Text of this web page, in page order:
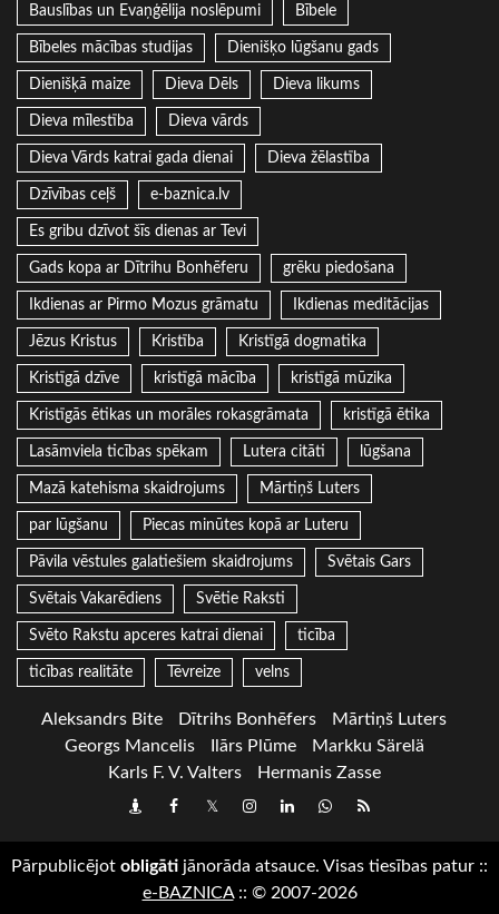
Bauslības un Evaņģēlija noslēpumi Bībele
Bībeles mācības studijas Dienišķo lūgšanu gads
Dienišķā maize Dieva Dēls Dieva likums
Dieva mīlestība Dieva vārds
Dieva Vārds katrai gada dienai Dieva žēlastība
Dzīvības ceļš e-baznica.lv
Es gribu dzīvot šīs dienas ar Tevi
Gads kopa ar Dītrihu Bonhēferu grēku piedošana
Ikdienas ar Pirmo Mozus grāmatu Ikdienas meditācijas
Jēzus Kristus Kristība Kristīgā dogmatika
Kristīgā dzīve kristīgā mācība kristīgā mūzika
Kristīgās ētikas un morāles rokasgrāmata kristīgā ētika
Lasāmviela ticības spēkam Lutera citāti lūgšana
Mazā katehisma skaidrojums Mārtiņš Luters
par lūgšanu Piecas minūtes kopā ar Luteru
Pāvila vēstules galatiešiem skaidrojums Svētais Gars
Svētais Vakarēdiens Svētie Raksti
Svēto Rakstu apceres katrai dienai ticība
ticības realitāte Tēvreize velns
Aleksandrs Bite Dītrihs Bonhēfers
Mārtiņš Luters
Georgs Mancelis
Ilārs Plūme
Markku Särelä
Karls F. V. Valters
Hermanis Zasse
DraugiemFacebook
TwitterInstagram
LinkedInwhatsapp
RSS
Pārpublicējot obligāti jānorāda atsauce. Visas tiesības patur ::
e-BAZNICA:: © 2007-2026